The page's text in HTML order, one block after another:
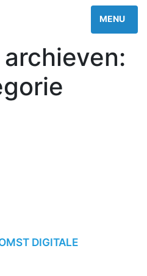
DIGITALE